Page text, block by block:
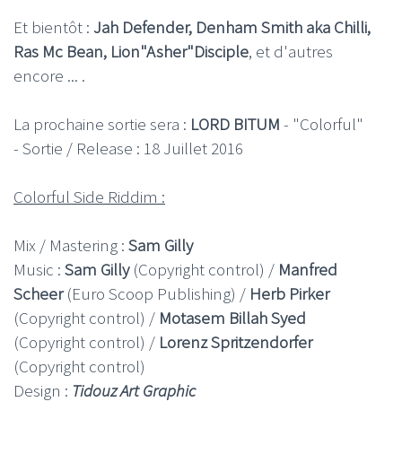
Et bientôt : Jah Defender, Denham Smith aka Chilli,
Ras Mc Bean, Lion"Asher"Disciple, et d'autres
encore ... .
La prochaine sortie sera : LORD BITUM - "Colorful"
- Sortie / Release : 18 Juillet 2016
Colorful Side Riddim :
Mix / Mastering : Sam Gilly
Music : Sam Gilly(Copyright control) / Manfred
Scheer(Euro Scoop Publishing) / Herb Pirker
(Copyright control) / Motasem Billah Syed
(Copyright control) / Lorenz Spritzendorfer
(Copyright control)
Design : Tidouz Art Graphic